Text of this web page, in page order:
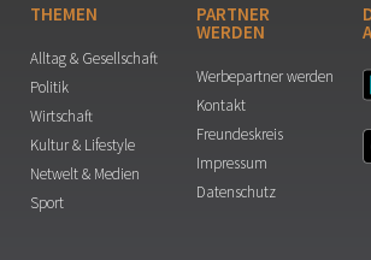
THEMEN
Alltag & Gesellschaft
Politik
Wirtschaft
Kultur & Lifestyle
Netwelt & Medien
Sport
PARTNER
WERDEN
Werbepartner werden
Kontakt
Freundeskreis
Impressum
Datenschutz